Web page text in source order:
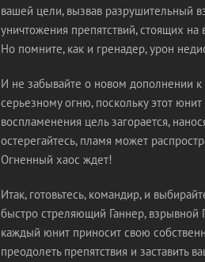
вашей цели, вызвав разрушительный
уничтожения препятствий, стоящих
Но помните, как и гренадер, урон
И не забывайте о новом дополнении к
серьезному огню, поскольку этот
воспламенения цель загорается,
остерегайтесь, пламя может
Огненный хаос ждет!
Итак, готовьтесь, командир, и
быстро стреляющий Ганнер, взрывной
каждый юнит приносит свою
преодолеть препятствия и заставить